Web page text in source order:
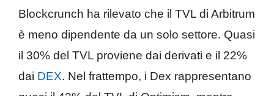
Blockcrunch ha rilevato che il TVL di Arbitrum
è meno dipendente da un solo settore. Quasi
il 30% del TVL proviene dai derivati e il 22%
dai DEX. Nel frattempo, i Dex rappresentano